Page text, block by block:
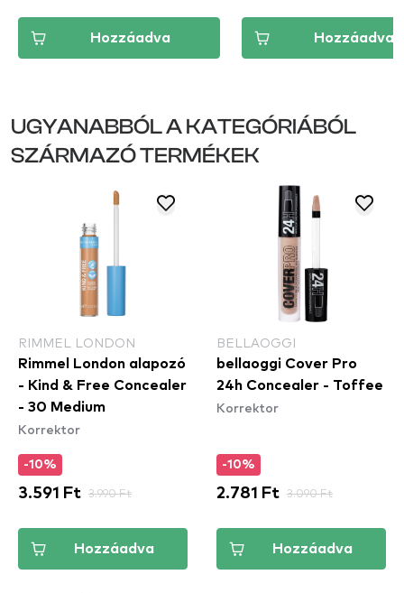
Hozzáadva Hozzáadva
UGYANABBÓL A KATEGÓRIÁBÓL
SZÁRMAZÓ TERMÉKEK
RIMMEL LONDON
Rimmel London alapozó
- Kind & Free Concealer
- 30 Medium
Korrektor
-10%
3.591 Ft 3.990 Ft
Hozzáadva
BELLAOGGI
bellaoggi Cover Pro
24h Concealer - Toffee
Korrektor
-10%
2.781 Ft 3.090 Ft
Hozzáadva